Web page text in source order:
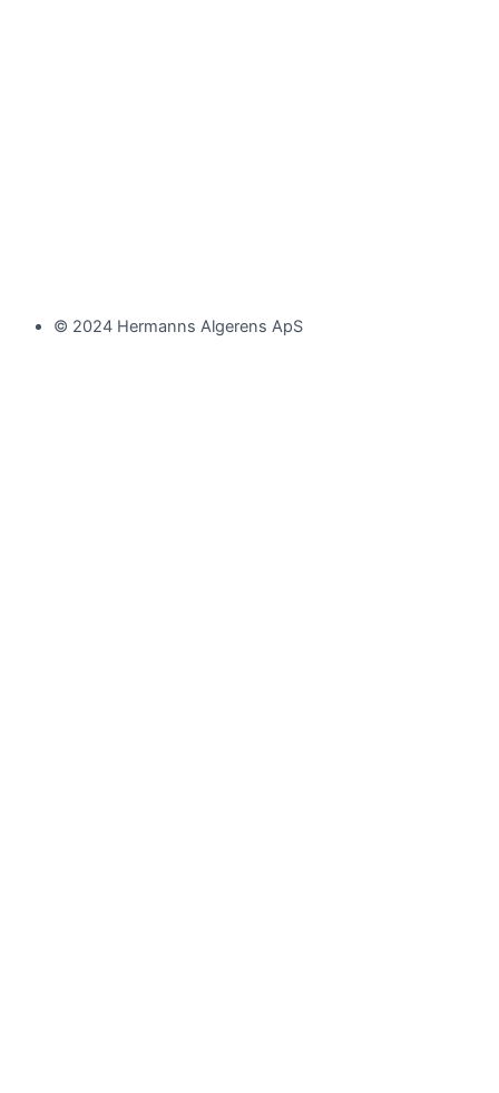
© 2024 Hermanns Algerens ApS